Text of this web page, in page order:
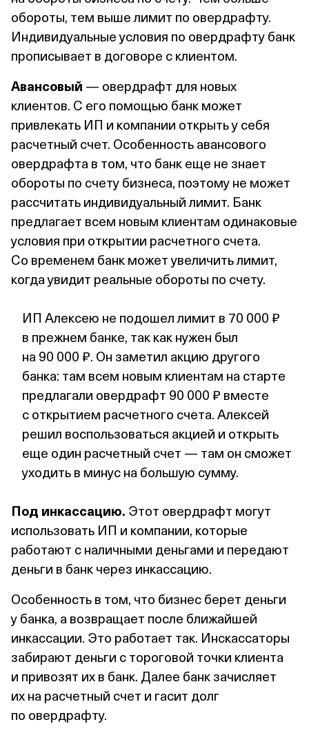
обороты, тем выше лимит по овердрафту.
Индивидуальные условия по овердрафту банк
прописывает в договоре с клиентом.
Авансовый — овердрафт для новых
клиентов. С его помощью банк может
привлекать ИП и компании открыть у себя
расчетный счет. Особенность авансового
овердрафта в том, что банк еще не знает
обороты по счету бизнеса, поэтому не может
рассчитать индивидуальный лимит. Банк
предлагает всем новым клиентам одинаковые
условия при открытии расчетного счета.
Со временем банк может увеличить лимит,
когда увидит реальные обороты по счету.
ИП Алексею не подошел лимит в 70 000 ₽
в прежнем банке, так как нужен был
на 90 000 ₽. Он заметил акцию другого
банка: там всем новым клиентам на старте
предлагали овердрафт 90 000 ₽ вместе
с открытием расчетного счета. Алексей
решил воспользоваться акцией и открыть
еще один расчетный счет — там он сможет
уходить в минус на большую сумму.
Под инкассацию. Этот овердрафт могут
использовать ИП и компании, которые
работают с наличными деньгами и передают
деньги в банк через инкассацию.
Особенность в том, что бизнес берет деньги
у банка, а возвращает после ближайшей
инкассации. Это работает так. Инскассаторы
забирают деньги с тороговой точки клиента
и привозят их в банк. Далее банк зачисляет
их на расчетный счет и гасит долг
по овердрафту.